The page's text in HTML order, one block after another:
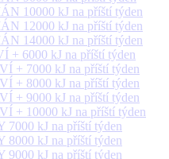
10000 kJ na příští týden
12000 kJ na příští týden
14000 kJ na příští týden
+ 6000 kJ na příští týden
+ 7000 kJ na příští týden
+ 8000 kJ na příští týden
+ 9000 kJ na příští týden
+ 10000 kJ na příští týden
kJ na příští týden
kJ na příští týden
kJ na příští týden